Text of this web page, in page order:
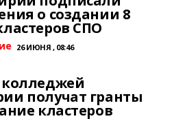
о создании 8
СПО
26 ИЮНЯ , 08:46
получат гранты
кластеров